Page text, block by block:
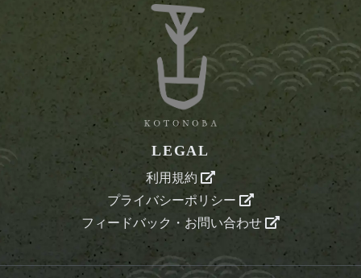
LEGAL
利用規約
プライバシーポリシー
フィードバック・お問い合わせ